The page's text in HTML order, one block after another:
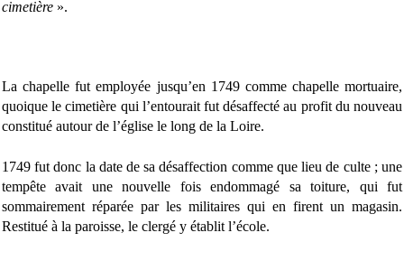
cimetière ».
La chapelle fut employée jusqu’en 1749 comme chapelle mortuaire,
quoique le cimetière qui l’entourait fut désaffecté au profit du nouveau
constitué autour de l’église le long de la Loire.
1749 fut donc la date de sa désaffection comme que lieu de culte ; une
tempête avait une nouvelle fois endommagé sa toiture, qui fut
sommairement réparée par les militaires qui en firent un magasin.
Restitué à la paroisse, le clergé y établit l’école.